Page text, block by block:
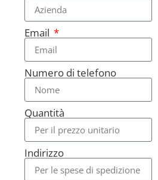
Email
Numero di telefono
Quantità
Indirizzo